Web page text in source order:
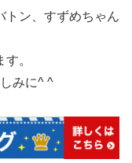
トン、すずめちゃん
。
みに^ ^